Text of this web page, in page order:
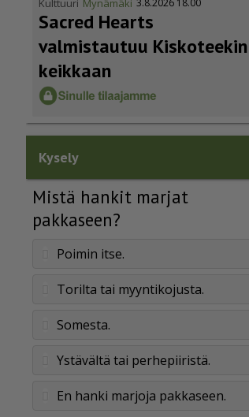
Kulttuuri Mynämäki 3.8.2026 18.00
Sacred Hearts
valmistautuu Kiskoteekin
keikkaan
Kysely
Mistä hankit marjat
pakkaseen?
Poimin itse.
Torilta tai myyntikojusta.
Somesta.
Ystävältä tai perhepiiristä.
En hanki marjoja pakkaseen.